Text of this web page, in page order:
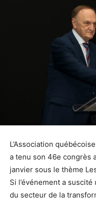
L’Association
a tenu son 46e congrès
janvier sous le thème
Si l’événement a
du secteur de la